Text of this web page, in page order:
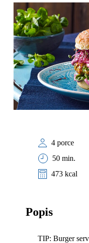
4 porce
50 min.
473 kcal
Popis
TIP: Burger